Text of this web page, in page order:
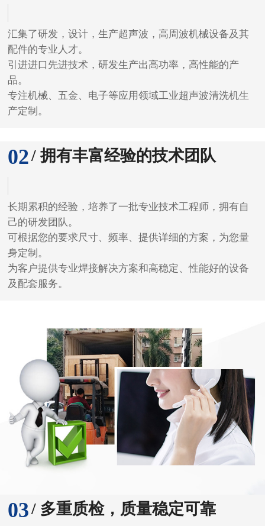
02/ 拥有丰富经验的技术团队
长期累积的经验，培养了一批专业技术工程师，拥有自
己的研发团队。
可根据您的要求尺寸、频率、提供详细的方案，为您量
为客户提供专业焊接解决方案和高稳定、性能好的设备
及配套服务。
03 / 多重质检，质量稳定可靠
引用先进生产技术，设备质量层层把关，严格按照标准
安全生产。
以简洁化的操作界面、智能运作模式、快速的实施环
真正做到同样品质，价格优；同样价格，品质好！